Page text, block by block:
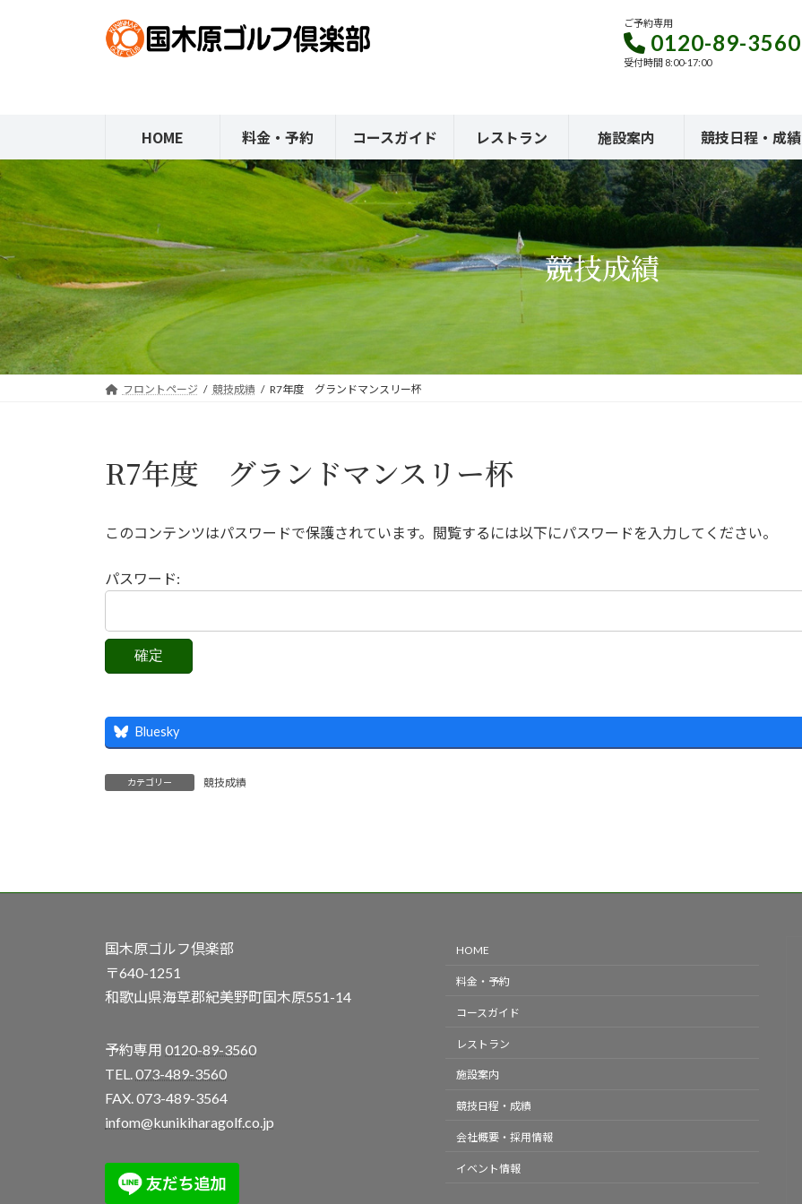
キ
ッ
プ
に
移
動
ご予約専用
0120-89-3560
受付時間 8:00-17:00
HOME 料金・予約 コースガイド レストラン 施設案内 競技日程・成績
競技成績
フロントページ 競技成績 R7年度 グランドマンスリー杯
R7年度 グランドマンスリー杯
このコンテンツはパスワードで保護されています。閲覧するには以下にパスワードを入力してください。
パスワード:
Bluesky
カテゴリー 競技成績
国木原ゴルフ倶楽部
〒640-1251
和歌山県海草郡紀美野町国木原551-14
予約専用 0120-89-3560
TEL. 073-489-3560
FAX. 073-489-3564
infom@kunikiharagolf.co.jp
HOME
料金・予約
コースガイド
レストラン
施設案内
競技日程・成績
会社概要・採用情報
イベント情報